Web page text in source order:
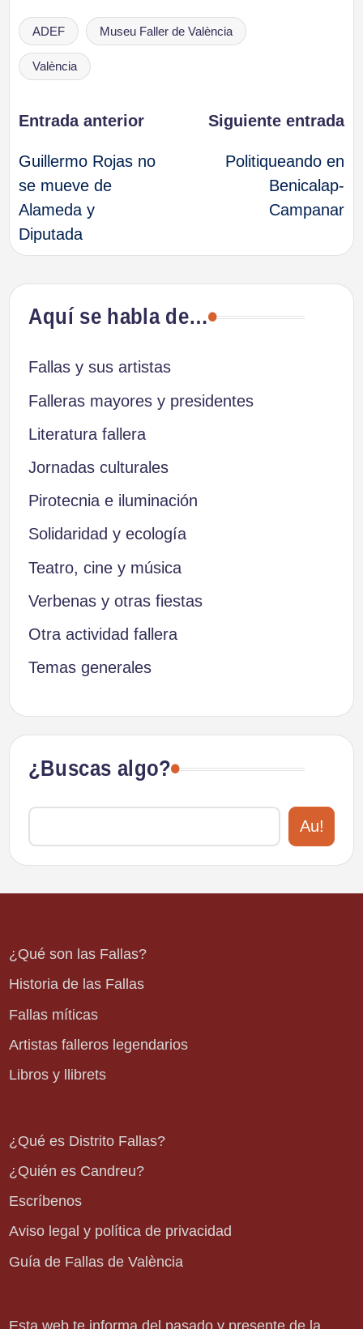
Etiquetas:
ADEF Museu Faller de València
València
Navegación
de
entradas
Entrada anterior
Guillermo Rojas no
se mueve de
Alameda y
Diputada
Siguiente entrada
Politiqueando en
Benicalap-
Campanar
Aquí se habla de…
Fallas y sus artistas
Falleras mayores y presidentes
Literatura fallera
Jornadas culturales
Pirotecnia e iluminación
Solidaridad y ecología
Teatro, cine y música
Verbenas y otras fiestas
Otra actividad fallera
Temas generales
¿Buscas algo?
Au!
¿Qué son las Fallas?
Historia de las Fallas
Fallas míticas
Artistas falleros legendarios
Libros y llibrets
¿Qué es Distrito Fallas?
¿Quién es Candreu?
Escríbenos
Aviso legal y política de privacidad
Guía de Fallas de València